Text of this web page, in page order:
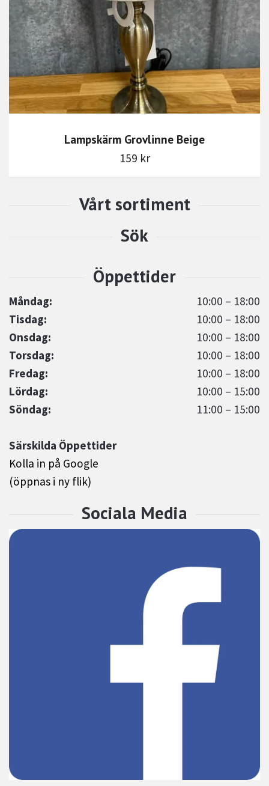
Måndag:
10:00 – 18:00
Tisdag:
10:00 – 18:00
Onsdag:
10:00 – 18:00
Torsdag:
10:00 – 18:00
Fredag:
10:00 – 18:00
Lördag:
10:00 – 15:00
Söndag:
11:00 – 15:00
Särskilda Öppettider
Kolla in på Google
(öppnas i ny flik)
Lampskärm Grovlinne Beige
159 kr